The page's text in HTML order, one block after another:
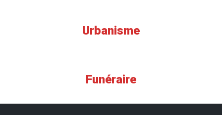
Urbanisme
Funéraire